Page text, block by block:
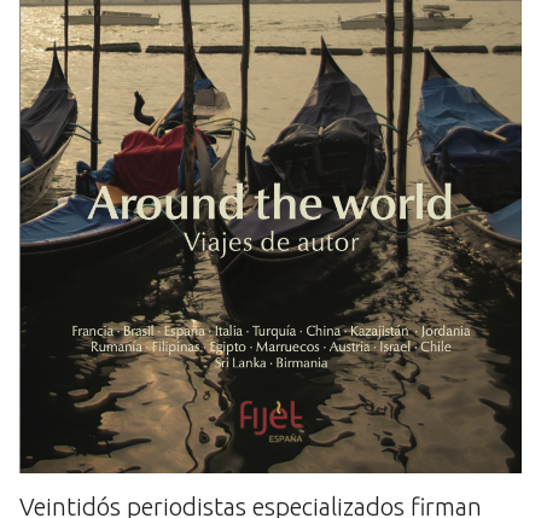
Veintidós periodistas especializados firman